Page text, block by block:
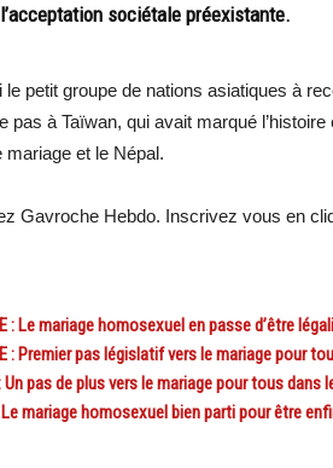
sociétale préexistante.
le petit groupe de nations asiatiques à
pas à Taïwan, qui avait marqué
mariage et le Népal.
Gavroche Hebdo. Inscrivez vous en
: Le mariage homosexuel en passe d’être
: Premier pas législatif vers le mariage pour
Un pas de plus vers le mariage pour tous dans
Le mariage homosexuel bien parti pour être